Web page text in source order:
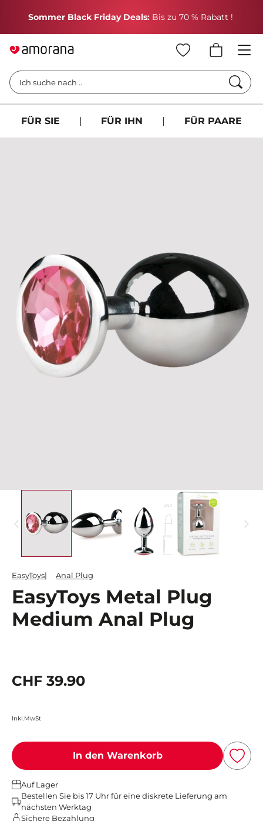
Sommer Black Friday Deals: Bis zu 70 % Rabatt !
Ich suche nach ..
FÜR SIE | FÜR IHN | FÜR PAARE
EasyToys Anal Plug
EasyToys Metal Plug
Medium Anal Plug
CHF 39.90
Inkl.MwSt
In den Warenkorb
Auf Lager
Bestellen Sie bis 17 Uhr für eine diskrete Lieferung am
nächsten Werktag
Sichere Bezahlung